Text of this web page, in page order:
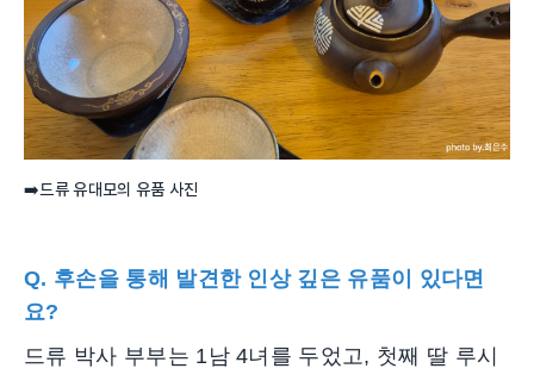
➡️드류 유대모의 유품 사진
Q. 후손을 통해 발견한 인상 깊은 유품이 있다면
요?
드류 박사 부부는 1남 4녀를 두었고, 첫째 딸 루시